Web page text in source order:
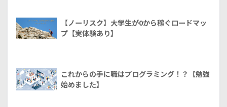
【ノーリスク】大学生が0から稼ぐロードマッ
プ【実体験あり】
これからの手に職はプログラミング！？【勉強
始めました】